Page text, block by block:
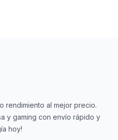
rendimiento al mejor precio.
y gaming con envío rápido y
hoy!